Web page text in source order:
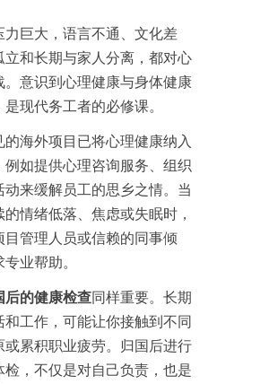
力巨大，语言不通、文化差
立和长期与家人分离，都对心
。意识到心理健康与身体健康
现代务工者的必修课。
的海外项目已将心理健康纳入
例如提供心理咨询服务、组织
动来缓解员工的思乡之情。当
情绪低落、焦虑或失眠时，
目管理人员或信赖的同事倾
业帮助。
后的健康检查同样重要。长期
和工作，可能让你接触到不同
或累积职业疲劳。归国后进行
检，不仅是对自己负责，也是